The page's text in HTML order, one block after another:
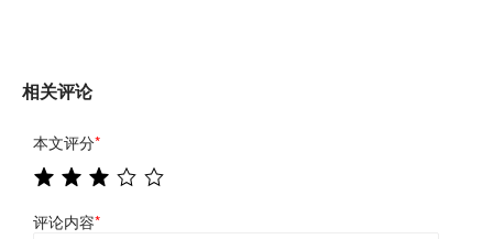
相关评论
本文评分*
评论内容*